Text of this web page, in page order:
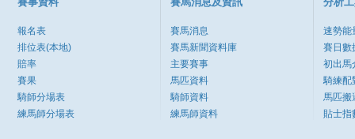
報名表
排位表(本地)
賠率
賽果
騎師分場表
練馬師分場表
賽馬消息
賽馬新聞資料庫
主要賽事
馬匹資料
騎師資料
練馬師資料
速勢能
賽日數
初出馬
騎練配
馬匹搬
貼士指